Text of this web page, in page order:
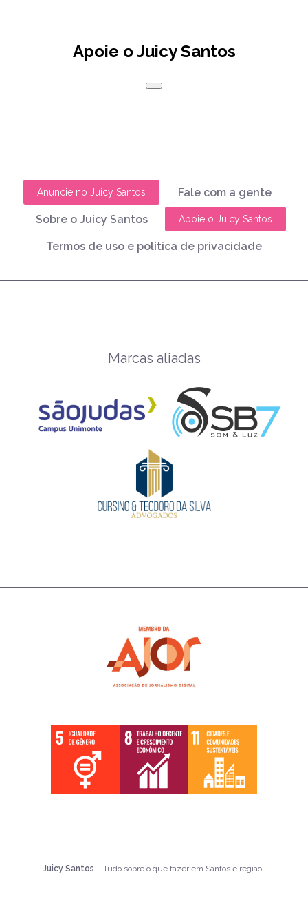
Apoie o Juicy Santos
Anuncie no Juicy Santos Fale com a gente
Sobre o Juicy Santos Apoie o Juicy Santos
Termos de uso e política de privacidade
Marcas aliadas
Juicy Santos - Tudo sobre o que fazer em Santos e região